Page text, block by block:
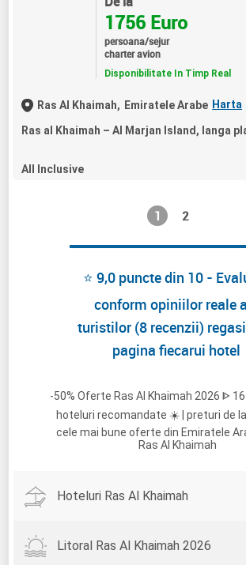
1756 Euro
persoana/sejur
charter avion
Disponibilitate In Timp Real
Ras Al Khaimah, Emiratele Arabe Harta
Ras al Khaimah – Al Marjan Island, langa
All Inclusive
1 2
⭐ 9,0 puncte din 10 -
conform opiniilor reale
turistilor (8 recenzii)
pagina fiecarui hotel
-50% Oferte Ras Al Khaimah 2026 ᐈ
hoteluri recomandate ☀️ | preturi de la
cele mai bune oferte din Emiratele
Ras Al Khaimah
Hoteluri Ras Al Khaimah
Litoral Ras Al Khaimah 2026